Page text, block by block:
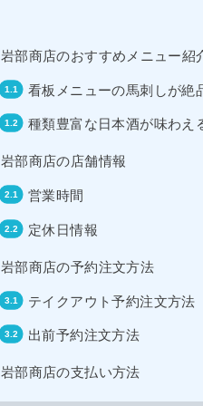
岩部商店のおすすめメニュー紹
看板メニューの馬刺しが絶
種類豊富な日本酒が味わえ
岩部商店の店舗情報
営業時間
定休日情報
岩部商店の予約注文方法
テイクアウト予約注文方法
出前予約注文方法
岩部商店の支払い方法